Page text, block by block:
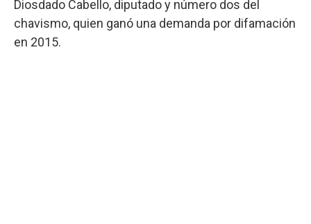
Diosdado Cabello, diputado y número dos del
chavismo, quien ganó una demanda por difamación
en 2015.